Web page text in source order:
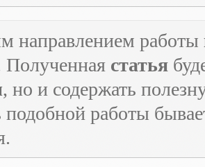
направлением работы
Полученная статья
, но и содержать
работы